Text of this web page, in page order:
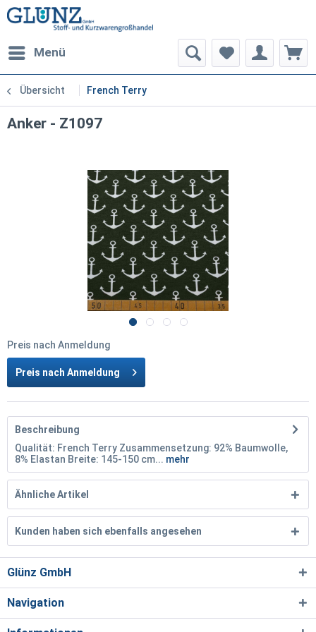
Menü
Übersicht French Terry
Anker - Z1097
Preis nach Anmeldung
Preis nach Anmeldung
Beschreibung
Qualität: French Terry Zusammensetzung: 92% Baumwolle,
8% Elastan Breite: 145-150 cm... mehr
Ähnliche Artikel
Kunden haben sich ebenfalls angesehen
Glünz GmbH
Navigation